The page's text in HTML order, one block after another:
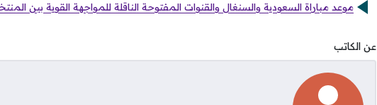
موعد مباراة السعودية والسنغال والقنوات المفتوحة الناقلة للمواجهة القوية بين
عن الكاتب